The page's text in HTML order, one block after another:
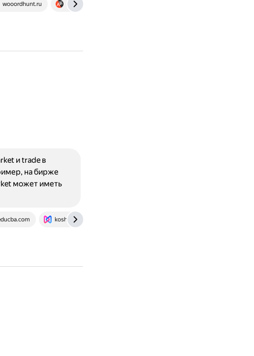
wooordhunt.ru translate.yandex.ru
koshelek.ru
и trade в
на бирже
может иметь